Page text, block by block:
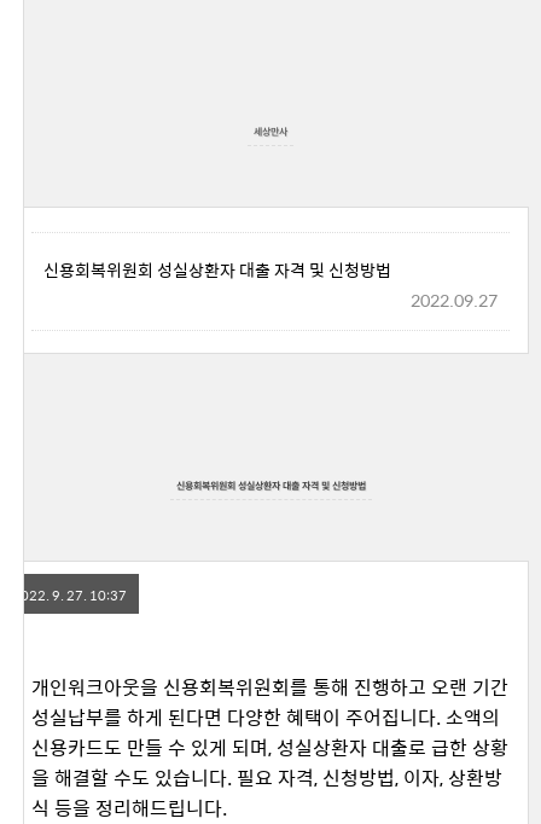
세상만사
신용회복위원회 성실상환자 대출 자격 및 신청방법
2022.09.27
신용회복위원회 성실상환자 대출 자격 및 신청방법
2022. 9. 27. 10:37
개인워크아웃을 신용회복위원회를 통해 진행하고 오랜 기간
성실납부를 하게 된다면 다양한 혜택이 주어집니다. 소액의
신용카드도 만들 수 있게 되며, 성실상환자 대출로 급한 상황
을 해결할 수도 있습니다. 필요 자격, 신청방법, 이자, 상환방
식 등을 정리해드립니다.